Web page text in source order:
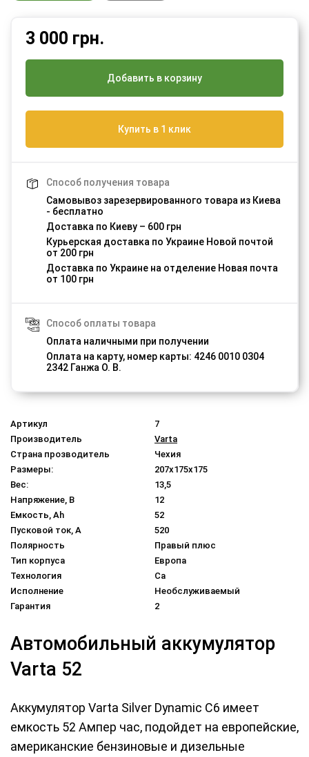
3 000 грн.
Добавить в корзину
Купить в 1 клик
Способ получения товара
Самовывоз зарезервированного товара из Киева
- бесплатно
Доставка по Киеву – 600 грн
Курьерская доставка по Украине Новой почтой
от 200 грн
Доставка по Украине на отделение Новая почта
от 100 грн
Способ оплаты товара
Оплата наличными при получении
Оплата на карту, номер карты: 4246 0010 0304
2342 Ганжа О. В.
Артикул
7
Производитель
Varta
Страна прозводитель
Чехия
Размеры:
207x175x175
Вес:
13,5
Напряжение, В
12
Емкость, Ah
52
Пусковой ток, A
520
Полярность
Правый плюс
Тип корпуса
Европа
Технология
Ca
Исполнение
Необслуживаемый
Гарантия
2
Автомобильный аккумулятор
Varta 52
Аккумулятор Varta Silver Dynamic C6 имеет
емкость 52 Ампер час, подойдет на европейские,
американские бензиновые и дизельные